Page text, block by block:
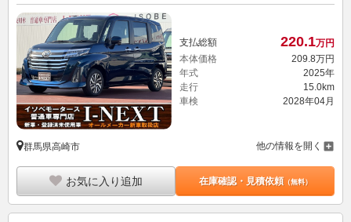
支払総額 220.1万円
本体価格
209.8万円
年式
2025年
走行
15.0km
車検
2028年04月
群馬県高崎市 他の情報を開く
お気に入り追加 在庫確認・見積依頼（無料）